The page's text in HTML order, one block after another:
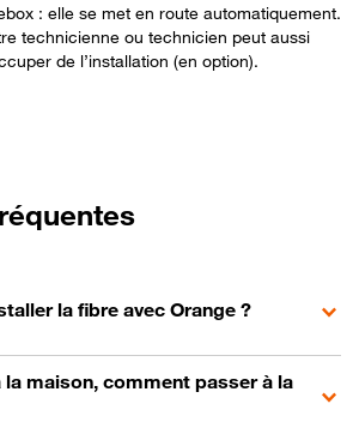
: elle se met en route automatiquement.
technicienne ou technicien peut aussi
de l’installation (en option).
la fibre avec Orange ?
la maison, comment passer à la